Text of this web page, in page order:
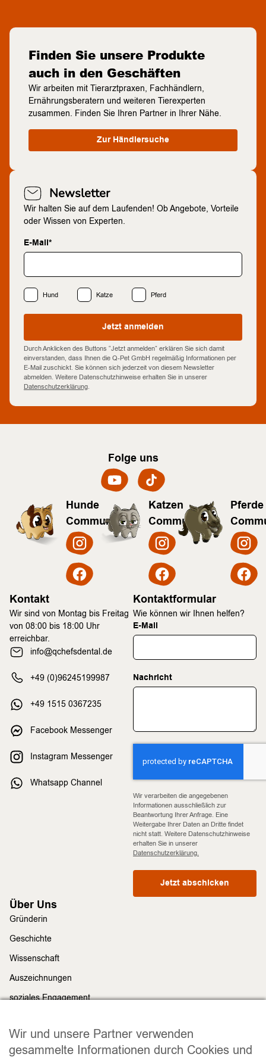
Finden Sie unsere Produkte
auch in den Geschäften
Wir arbeiten mit Tierarztpraxen, Fachhändlern,
Ernährungsberatern und weiteren Tierexperten
zusammen. Finden Sie Ihren Partner in Ihrer Nähe.
Zur Händlersuche
Newsletter
Wir halten Sie auf dem Laufenden! Ob Angebote, Vorteile
oder Wissen von Experten.
E-Mail*
Hund Katze Pferd
Jetzt anmelden
Durch Anklicken des Buttons “Jetzt anmelden” erklären Sie sich damit
einverstanden, dass Ihnen die Q-Pet GmbH regelmäßig Informationen per
E-Mail zuschickt. Sie können sich jederzeit von diesem Newsletter
abmelden. Weitere Datenschutzhinweise erhalten Sie in unserer
Datenschutzerklärung.
Folge uns
Hunde
Community
Katzen
Community
Pferde
Kontakt
Wir sind von Montag bis Freitag
von 08:00 bis 18:00 Uhr
erreichbar.
info@qchefsdental.de
+49 (0)96245199987
+49 1515 0367235
Facebook Messenger
Instagram Messenger
Whatsapp Channel
Kontaktformular
Wie können wir Ihnen helfen?
E-Mail
Nachricht
Wir verarbeiten die angegebenen
Informationen ausschließlich zur
Beantwortung Ihrer Anfrage. Eine
Weitergabe Ihrer Daten an Dritte findet
nicht statt. Weitere Datenschutzhinweise
erhalten Sie in unserer
Datenschutzerklärung.
Jetzt abschicken
Über Uns
Gründerin
Geschichte
Wissenschaft
Auszeichnungen
soziales Engagement
Rechtliches
Impressum
Wir und unsere Partner verwenden
gesammelte Informationen durch Cookies und